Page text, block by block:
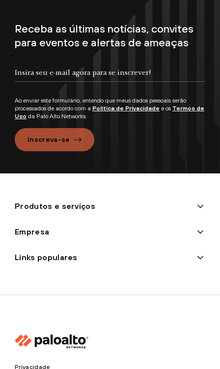
Receba as últimas notícias, convites
para eventos e alertas de ameaças
Ao enviar este formulário, entendo que meus dados pessoais serão
processados de acordo com a Política de Privacidade e os Termos de
Uso da Palo Alto Networks.
Inscreva-se
Produtos e serviços
Empresa
Links populares
Privacidade